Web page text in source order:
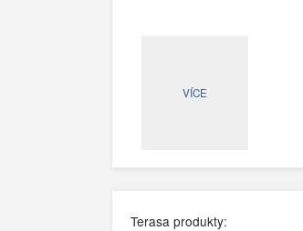
VÍCE
Terasa produkty: